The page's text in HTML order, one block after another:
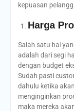
kepuasan
Harga
Salah satu hal
adalah dari segi
dengan budget
Sudah pasti
dahulu ketika
menginginkan
maka mereka